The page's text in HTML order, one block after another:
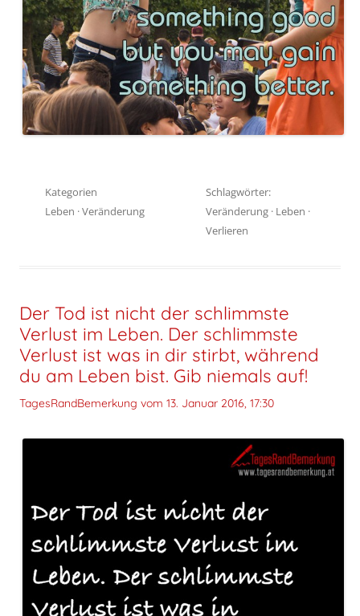
Kategorien
Leben ·Veränderung
Schlagwörter:
Veränderung · Leben ·
Verlieren
Der Tod ist nicht der schlimmste
Verlust im Leben. Der schlimmste
Verlust ist was in dir stirbt, während
du am Leben bist. Gib niemals auf!
TagesRandBemerkung vom 13. Januar 2016, 17:30